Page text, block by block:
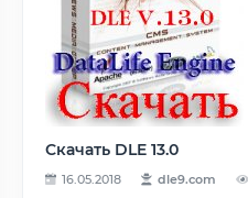
Скачать DLE 13.0
16.05.2018 dle9.com